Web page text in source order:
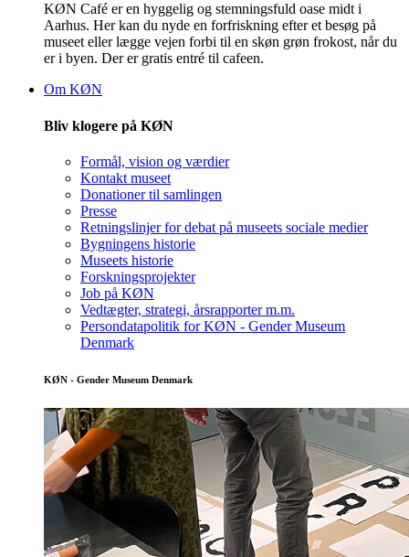
KØN Café er en hyggelig og stemningsfuld oase midt i
Aarhus. Her kan du nyde en forfriskning efter et besøg på
museet eller lægge vejen forbi til en skøn grøn frokost, når du
er i byen. Der er gratis entré til cafeen.
Om KØN
Bliv klogere på KØN
Formål, vision og værdier
Kontakt museet
Donationer til samlingen
Presse
Retningslinjer for debat på museets sociale medier
Bygningens historie
Museets historie
Forskningsprojekter
Job på KØN
Vedtægter, strategi, årsrapporter m.m.
Persondatapolitik for KØN - Gender Museum
Denmark
KØN - Gender Museum Denmark